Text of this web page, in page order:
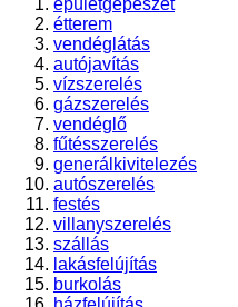
épületgépészet
étterem
vendéglátás
autójavítás
vízszerelés
gázszerelés
vendéglő
fűtésszerelés
generálkivitelezés
autószerelés
festés
villanyszerelés
szállás
lakásfelújítás
burkolás